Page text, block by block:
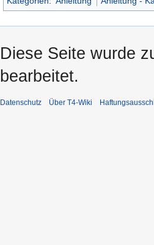
Diese Seite wurde
bearbeitet.
Datenschutz Über T4-Wiki